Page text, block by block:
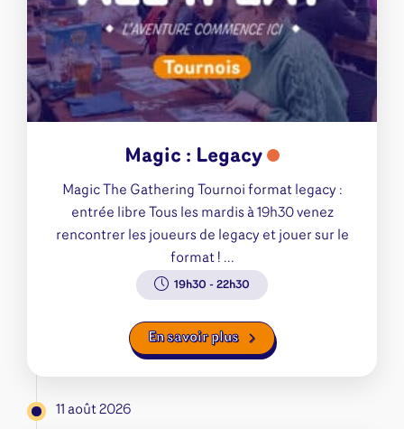
Magic : Legacy
Magic The Gathering Tournoi format legacy :
entrée libre Tous les mardis à 19h30 venez
rencontrer les joueurs de legacy et jouer sur le
format ! ...
19h30 - 22h30
En savoir plus
11 août 2026